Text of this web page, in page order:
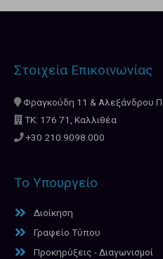
Στοιχεία Επικοινωνίας
Φραγκούδη 11 & Αλεξάνδρου
ΤΚ: 176 71, Καλλιθέα
+30 210.9098.000
Το Υπουργείο
Διοίκηση
Γραφείο Τύπου
Προκηρύξεις - Διαγωνισμοί